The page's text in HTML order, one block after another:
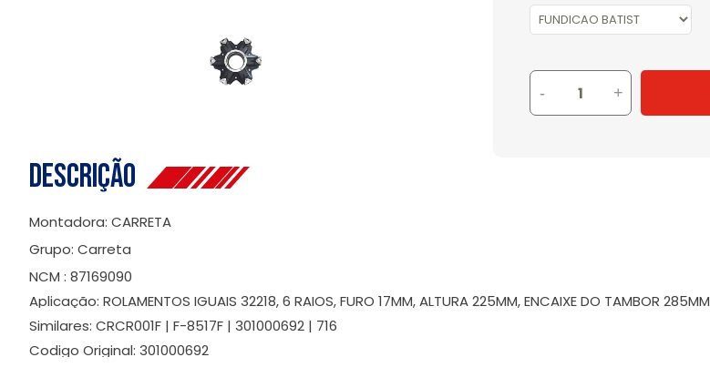
- +
Descrição
Montadora: CARRETA
Grupo: Carreta
NCM : 87169090
Aplicação: ROLAMENTOS IGUAIS 32218, 6 RAIOS, FURO 17MM, ALTURA 225MM, ENCAIXE DO TAMBOR 285MM
Similares: CRCR001F | F-8517F | 301000692 | 716
Codigo Original: 301000692